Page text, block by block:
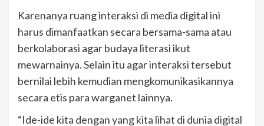
Karenanya ruang interaksi di media digital ini
harus dimanfaatkan secara bersama-sama atau
berkolaborasi agar budaya literasi ikut
mewarnainya. Selain itu agar interaksi tersebut
bernilai lebih kemudian mengkomunikasikannya
secara etis para warganet lainnya.
“Ide-ide kita dengan yang kita lihat di dunia digital